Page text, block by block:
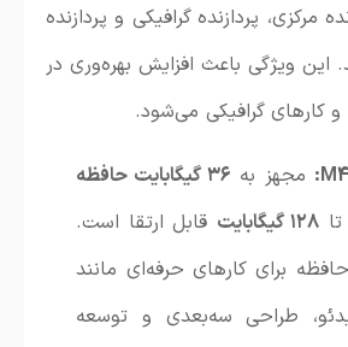
مرکزی، پردازنده گرافیکی و پردازنده
ویژگی باعث افزایش بهره‌وری در
کارهای گرافیکی می‌شود.
مجهز به
۳۶ گیگابایت حافظه
تا۱۲۸ گیگابایت
قابل ارتقا است.
برای کارهای حرفه‌ای مانند
طراحی سه‌بعدی و توسعه